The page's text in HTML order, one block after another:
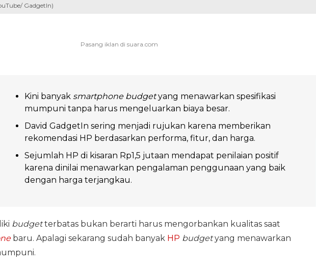
GadgetIn)
Kini banyak smartphone budgetyang menawarkan spesifikasi
mumpuni tanpa harus mengeluarkan biaya besar.
David GadgetIn sering menjadi rujukan karena memberikan
rekomendasi HP berdasarkan performa, fitur, dan harga.
Sejumlah HP di kisaran Rp1,5 jutaan mendapat penilaian positif
karena dinilai menawarkan pengalaman penggunaan yang baik
dengan harga terjangkau.
budgetterbatas bukan berarti harus mengorbankan kualitas saat
baru. Apalagi sekarang sudah banyak HP budgetyang menawarkan